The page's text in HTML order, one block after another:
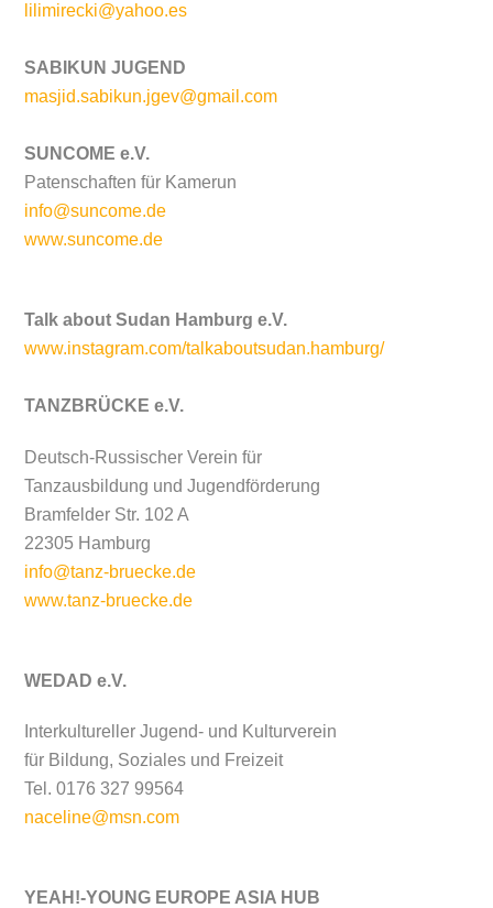
lilimirecki@yahoo.es
SABIKUN JUGEND
masjid.sabikun.jgev@gmail.com
SUNCOME e.V.
Patenschaften für Kamerun
info@suncome.de
www.suncome.de
Talk about Sudan Hamburg e.V.
www.instagram.com/talkaboutsudan.hamburg/
TANZBRÜCKE e.V.
Deutsch-Russischer Verein für
Tanzausbildung und Jugendförderung
Bramfelder Str. 102 A
22305 Hamburg
info@tanz-bruecke.de
www.tanz-bruecke.de
WEDAD e.V.
Interkultureller Jugend- und Kulturverein
für Bildung, Soziales und Freizeit
Tel. 0176 327 99564
naceline@msn.com
YEAH!-YOUNG EUROPE ASIA HUB